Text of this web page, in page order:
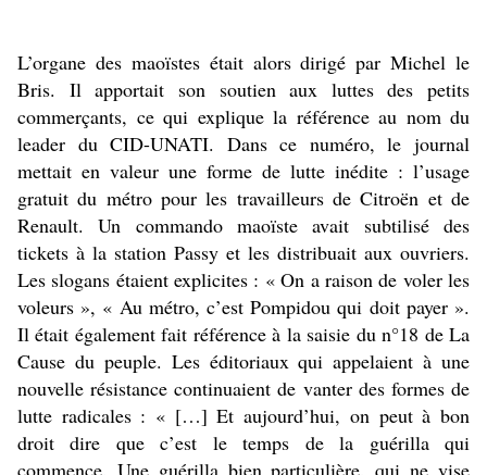
L’organe des maoïstes était alors dirigé par Michel le
Bris. Il apportait son soutien aux luttes des petits
commerçants, ce qui explique la référence au nom du
leader du CID-UNATI. Dans ce numéro, le journal
mettait en valeur une forme de lutte inédite : l’usage
gratuit du métro pour les travailleurs de Citroën et de
Renault. Un commando maoïste avait subtilisé des
tickets à la station Passy et les distribuait aux ouvriers.
Les slogans étaient explicites : « On a raison de voler les
voleurs », « Au métro, c’est Pompidou qui doit payer ».
Il était également fait référence à la saisie du n°18 de La
Cause du peuple. Les éditoriaux qui appelaient à une
nouvelle résistance continuaient de vanter des formes de
lutte radicales : « […] Et aujourd’hui, on peut à bon
droit dire que c’est le temps de la guérilla qui
commence. Une guérilla bien particulière, qui ne vise